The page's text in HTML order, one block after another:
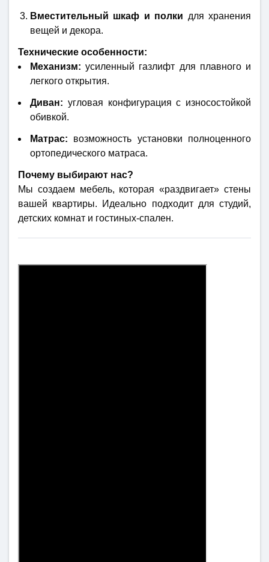
Вместительный шкаф и полки для хранения
вещей и декора.
Технические особенности:
Механизм: усиленный газлифт для плавного и
легкого открытия.
Диван: угловая конфигурация с износостойкой
обивкой.
Матрас: возможность установки полноценного
ортопедического матраса.
Почему выбирают нас?
Мы создаем мебель, которая «раздвигает» стены
вашей квартиры. Идеально подходит для студий,
детских комнат и гостиных-спален.